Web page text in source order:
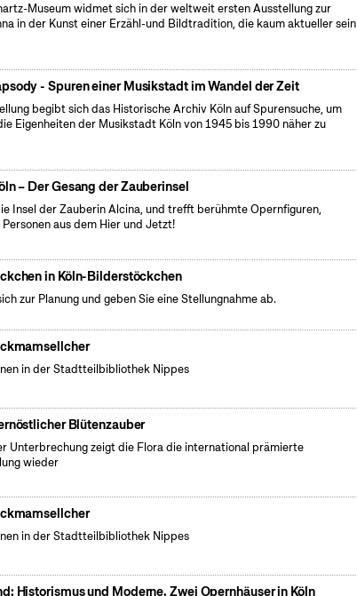
Museum widmet sich in der weltweit ersten Ausstellung zur
in der Kunst einer Erzähl-und Bildtradition, die kaum aktueller sein
- Spuren einer Musikstadt im Wandel der Zeit
begibt sich das Historische Archiv Köln auf Spurensuche, um
Eigenheiten der Musikstadt Köln von 1945 bis 1990 näher zu
– Der Gesang der Zauberinsel
Insel der Zauberin Alcina, und trefft berühmte Opernfiguren,
aus dem Hier und Jetzt!
in Köln-Bilderstöckchen
zur Planung und geben Sie eine Stellungnahme ab.
in der Stadtteilbibliothek Nippes
Blütenzauber
Unterbrechung zeigt die Flora die international prämierte
wieder
in der Stadtteilbibliothek Nippes
Historismus und Moderne. Zwei Opernhäuser in Köln